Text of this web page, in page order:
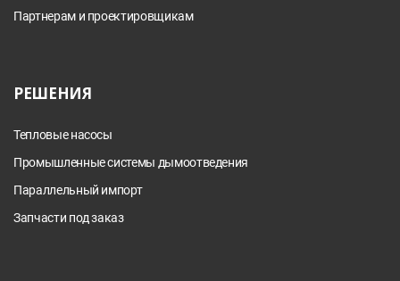
Партнерам и проектировщикам
РЕШЕНИЯ
Тепловые насосы
Промышленные системы дымоотведения
Параллельный импорт
Запчасти под заказ